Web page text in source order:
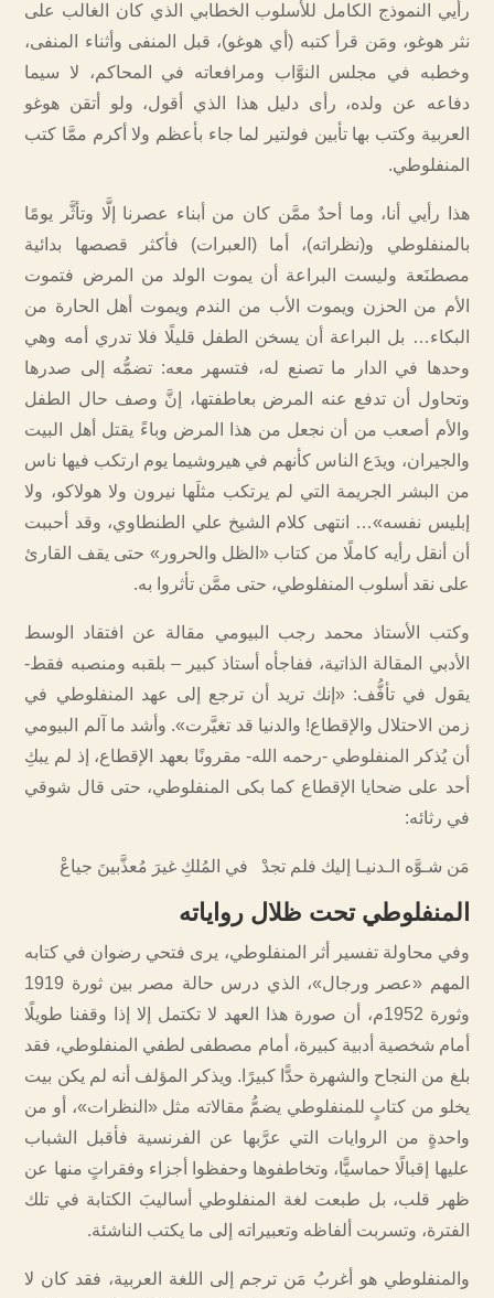
رأيي النموذج الكامل للأسلوب الخطابي الذي كان الغالب على
نثر هوغو، ومَن قرأ كتبه (أي هوغو)، قبل المنفى وأثناء المنفى،
وخطبه في مجلس النوَّاب ومرافعاته في المحاكم، لا سيما
دفاعه عن ولده، رأى دليل هذا الذي أقول، ولو أتقن هوغو
العربية وكتب بها تأبين فولتير لما جاء بأعظم ولا أكرم ممَّا كتب
المنفلوطي.
هذا رأيي أنا، وما أحدٌ ممَّن كان من أبناء عصرنا إلَّا وتأثَّر يومًا
بالمنفلوطي و(نظراته)، أما (العبرات) فأكثر قصصها بدائية
مصطنَعة وليست البراعة أن يموت الولد من المرض فتموت
الأم من الحزن ويموت الأب من الندم ويموت أهل الحارة من
البكاء… بل البراعة أن يسخن الطفل قليلًا فلا تدري أمه وهي
وحدها في الدار ما تصنع له، فتسهر معه: تضمُّه إلى صدرها
وتحاول أن تدفع عنه المرض بعاطفتها، إنَّ وصف حال الطفل
والأم أصعب من أن نجعل من هذا المرض وباءً يقتل أهل البيت
والجيران، ويدَع الناس كأنهم في هيروشيما يوم ارتكب فيها ناس
من البشر الجريمة التي لم يرتكب مثلَها نيرون ولا هولاكو، ولا
إبليس نفسه»… انتهى كلام الشيخ علي الطنطاوي، وقد أحببت
أن أنقل رأيه كاملًا من كتاب «الظل والحرور» حتى يقف القارئ
على نقد أسلوب المنفلوطي، حتى ممَّن تأثروا به.
وكتب الأستاذ محمد رجب البيومي مقالة عن افتقاد الوسط
الأدبي المقالة الذاتية، ففاجأه أستاذ كبير – بلقبه ومنصبه فقط-
يقول في تأفُّف: «إنك تريد أن ترجع إلى عهد المنفلوطي في
زمن الاحتلال والإقطاع! والدنيا قد تغيَّرت». وأشد ما آلم البيومي
أن يُذكر المنفلوطي -رحمه الله- مقرونًا بعهد الإقطاع، إذ لم يبكِ
أحد على ضحايا الإقطاع كما بكى المنفلوطي، حتى قال شوقي
في رثائه:
مَن شـوَّه الـدنيـا إليك فلم تجدْ في المُلكِ غيرَ مُعذَّبينَ جياعْ
المنفلوطي تحت ظلال رواياته
وفي محاولة تفسير أثر المنفلوطي، يرى فتحي رضوان في كتابه
المهم «عصر ورجال»، الذي درس حالة مصر بين ثورة 1919
وثورة 1952م، أن صورة هذا العهد لا تكتمل إلا إذا وقفنا طويلًا
أمام شخصية أدبية كبيرة، أمام مصطفى لطفي المنفلوطي، فقد
بلغ من النجاح والشهرة حدًّا كبيرًا. ويذكر المؤلف أنه لم يكن بيت
يخلو من كتابٍ للمنفلوطي يضمُّ مقالاته مثل «النظرات»، أو من
واحدةٍ من الروايات التي عرَّبها عن الفرنسية فأقبل الشباب
عليها إقبالًا حماسيًّا، وتخاطفوها وحفظوا أجزاء وفقراتٍ منها عن
ظهر قلب، بل طبعت لغة المنفلوطي أساليبَ الكتابة في تلك
الفترة، وتسربت ألفاظه وتعبيراته إلى ما يكتب الناشئة.
والمنفلوطي هو أغربُ مَن ترجم إلى اللغة العربية، فقد كان لا